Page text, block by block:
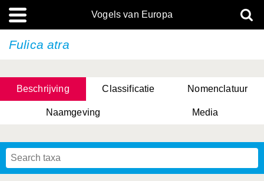
Vogels van Europa
Fulica atra
Beschrijving Classificatie Nomenclatuur
Naamgeving Media